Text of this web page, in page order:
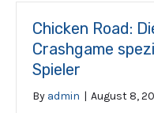
Chicken Road:
Crashgame
Spieler
By admin | August 8,